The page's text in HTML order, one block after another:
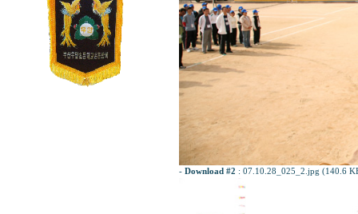
- Download #2 : 07.10.28_025_2.jpg (140.6